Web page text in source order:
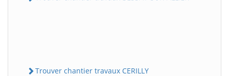
Trouver chantier travaux CERILLY